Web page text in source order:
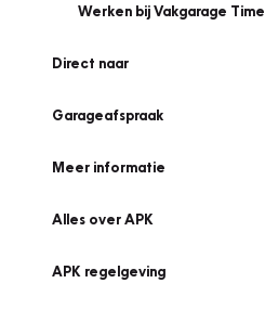
Werken bij Vakgarage Time
Direct naar
Garageafspraak
Meer informatie
Alles over APK
APK regelgeving